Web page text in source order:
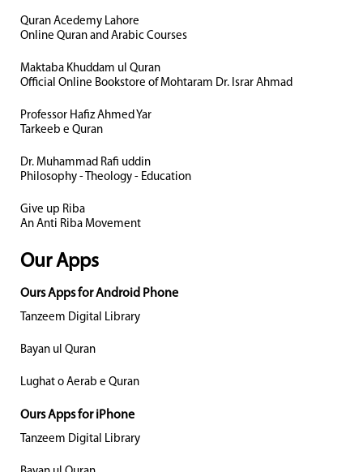
Quran Acedemy Lahore
Online Quran and Arabic Courses
Maktaba Khuddam ul Quran
Official Online Bookstore of Mohtaram Dr. Israr Ahmad
Professor Hafiz Ahmed Yar
Tarkeeb e Quran
Dr. Muhammad Rafi uddin
Philosophy - Theology - Education
Give up Riba
An Anti Riba Movement
Our Apps
Ours Apps for Android Phone
Tanzeem Digital Library
Bayan ul Quran
Lughat o Aerab e Quran
Ours Apps for iPhone
Tanzeem Digital Library